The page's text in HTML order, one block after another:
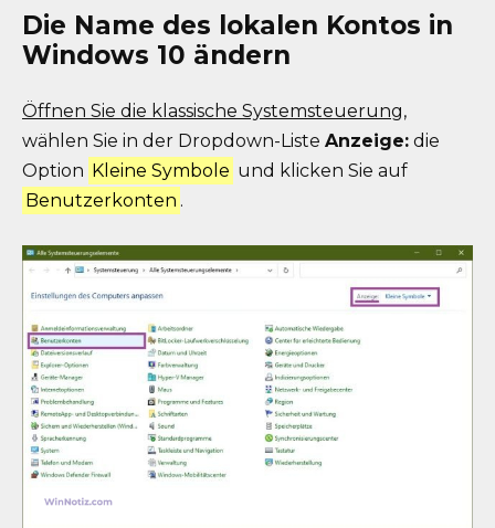
Die Name des lokalen Kontos in
Windows 10 ändern
Öffnen Sie die klassische Systemsteuerung,
wählen Sie in der Dropdown-Liste Anzeige: die
Option Kleine Symbole und klicken Sie auf
Benutzerkonten .